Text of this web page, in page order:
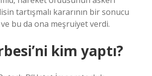
tartışmalı kararının bir sonucu
bu da ona meşruiyet verdi.
kim yaptı?